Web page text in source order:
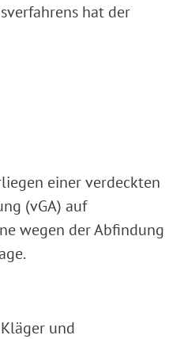
hat der
einer verdeckten
(vGA) auf
wegen der Abfindung
und